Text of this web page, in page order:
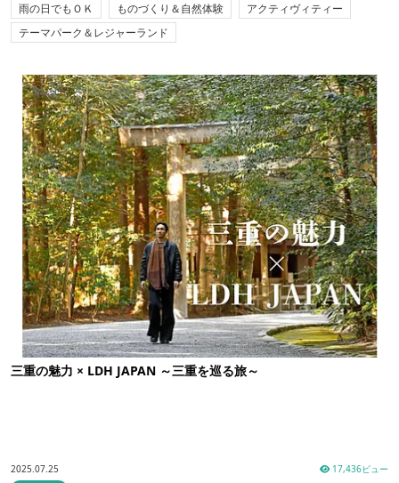
雨の日でもＯＫ
ものづくり＆自然体験
アクティヴィティー
テーマパーク＆レジャーランド
三重の魅力 × LDH JAPAN ～三重を巡る旅～
2025.07.25 17,436ビュー